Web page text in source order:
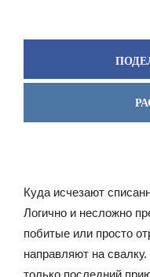
Куда исчезают
Логично и несложно
побитые или просто
направляют на
только последний